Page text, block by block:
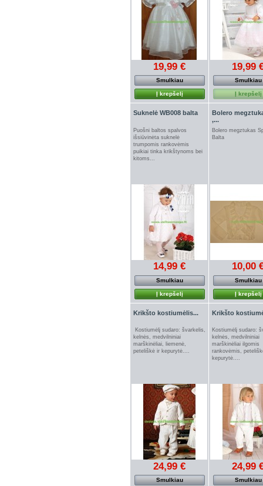
19,99 €
Smulkiau
Į krepšelį
19,99
Smulkiau
Į krepšelį
Suknelė WB008 balta
Puošni baltos spalvos
išsiūvinėta suknelė
trumpomis rankovėmis
puikiai tinka krikštynoms bei
kitoms...
14,99 €
Smulkiau
Į krepšelį
Bolero
,...
Bolero megztukas
Balta
10,00
Smulkiau
Į krepšelį
Krikšto kostiumėlis...
Kostiumėlį sudaro: švarkelis,
kelnės, medvilniniai
marškinėliai, liemenė,
peteliškė ir kepurytė....
24,99 €
Smulkiau
Krikšto
Kostiumėlį sudaro:
kelnės, medvilniniai
marškinėliai ilgomis
rankovėmis,
kepurytė....
24,99
Smulkiau